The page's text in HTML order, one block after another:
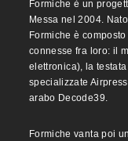
Formiche è un
Messa nel 2004.
Formiche è
connesse fra loro: il
elettronica), la
specializzate
arabo Decode39.
Formiche vanta poi